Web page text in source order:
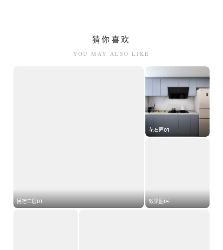
猜你喜欢
YOU MAY ALSO LIKE
民宿二层01
花石匠01
效果图04